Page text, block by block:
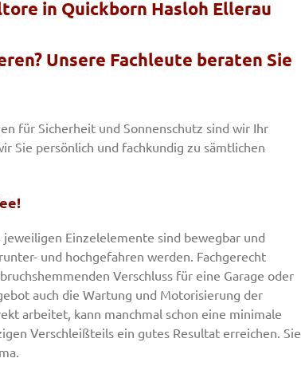
in Quickborn Hasloh Ellerau
Unsere Fachleute beraten Sie
für Sicherheit und Sonnenschutz sind wir Ihr
Sie persönlich und fachkundig zu sämtlichen
Einzelelemente sind bewegbar und
und hochgefahren werden. Fachgerecht
Verschluss für eine Garage oder
auch die Wartung und Motorisierung der
arbeitet, kann manchmal schon eine minimale
Verschleißteils ein gutes Resultat erreichen. Sie